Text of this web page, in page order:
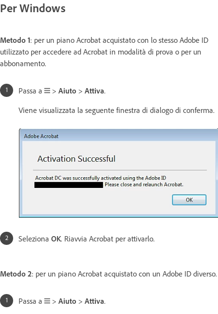
Per Windows
Metodo 1: per un piano Acrobat acquistato con lo stesso Adobe ID
utilizzato per accedere ad Acrobat in modalità di prova o per un
abbonamento.
Passa a > Aiuto > Attiva.
Viene visualizzata la seguente finestra di dialogo di conferma.
Seleziona OK. Riavvia Acrobat per attivarlo.
Metodo 2: per un piano Acrobat acquistato con un Adobe ID diverso.
Passa a > Aiuto > Attiva.